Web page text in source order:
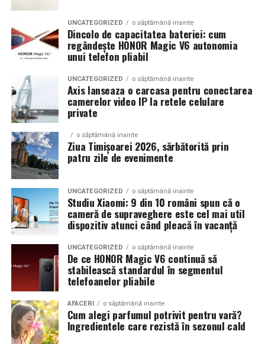
masini de show. In multe cazuri, acestea completeaza
jantele si intaresc conceptul ales de proprietar, fie ca
vorbim despre un stil elegant, sportiv sau minimalist.
Echilibrul dintre estetica si utilizare reala
Un aspect specific evenimentelor auto din Cluj este
prezenta multor masini care nu sunt doar proiecte de
show, ci si vehicule utilizate zilnic. Proprietarii acestora
cauta solutii care sa le permita sa participe la
evenimente fara a sacrifica complet confortul sau
siguranta pe drumurile publice.
In acest context, anvelopele alese trebuie sa ofere un
echilibru intre aspect si functionalitate. Multi pasionati
opteaza pentru anvelope care arata bine la show, dar
care pot fi folosite si in conditii reale de trafic,
indiferent de vreme sau sezon.
De ce conteaza tipul de anvelopa la evenimentele din
Cluj
Clujul este un oras in care vremea poate fi imprevizibila,
iar drumurile din imprejurimi includ atat zone urbane,
UNCATEGORIZED o săptămână inainte
Dincolo de capacitatea bateriei: cum
regândește HONOR Magic V6 autonomia
unui telefon pliabil
UNCATEGORIZED o săptămână inainte
Axis lanseaza o carcasa pentru conectarea
camerelor video IP la retele celulare
private
o săptămână inainte
Ziua Timișoarei 2026, sărbătorită prin
patru zile de evenimente
UNCATEGORIZED o săptămână inainte
Studiu Xiaomi: 9 din 10 români spun că o
cameră de supraveghere este cel mai util
dispozitiv atunci când pleacă în vacanță
UNCATEGORIZED o săptămână inainte
De ce HONOR Magic V6 continuă să
stabilească standardul în segmentul
telefoanelor pliabile
AFACERI o săptămână inainte
Cum alegi parfumul potrivit pentru vară?
Ingredientele care rezistă în sezonul cald